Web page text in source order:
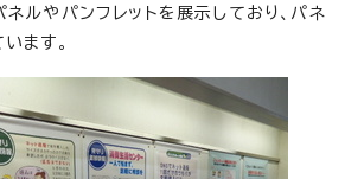
ルやパンフレットを展示しており、パネ
ます。